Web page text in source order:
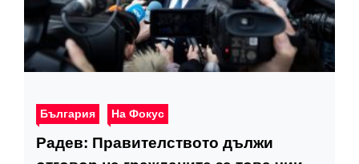
България На Фокус
Радев: Правителството дължи